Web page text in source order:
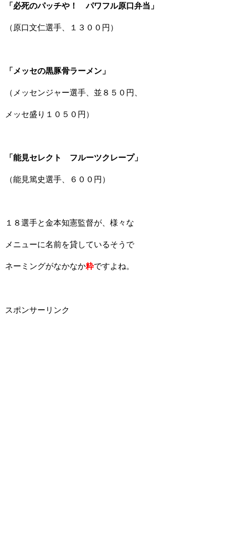
「必死のパッチや！ パワフル原口弁当」
（原口文仁選手、１３００円）
「メッセの黒豚骨ラーメン」
（メッセンジャー選手、並８５０円、
メッセ盛り１０５０円）
「能見セレクト フルーツクレープ」
（能見篤史選手、６００円）
１８選手と金本知憲監督が、様々な
メニューに名前を貸しているそうで
ネーミングがなかなか粋ですよね。
スポンサーリンク